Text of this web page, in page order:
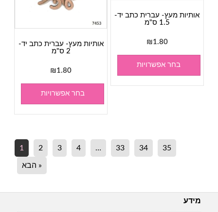
אותיות מעץ- עברית כתב יד-
1.5 ס"מ
₪1.80
בחר אפשרויות
אותיות מעץ- עברית כתב יד-
2 ס"מ
₪1.80
בחר אפשרויות
1 2 3 4 … 33 34 35
« הבא
מידע